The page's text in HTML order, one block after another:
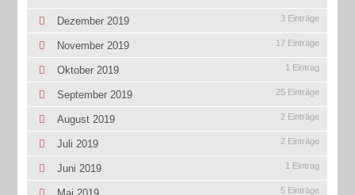
Dezember 2019 3 Einträge
November 2019 17 Einträge
Oktober 2019 1 Eintrag
September 2019 25 Einträge
August 2019 2 Einträge
Juli 2019 2 Einträge
Juni 2019 1 Eintrag
5 Einträge